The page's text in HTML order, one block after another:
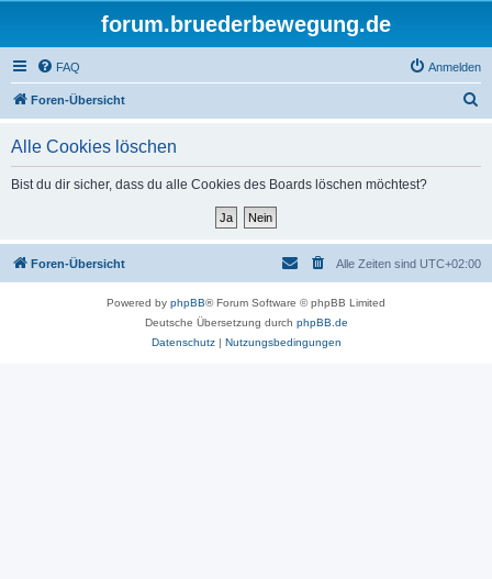
forum.bruederbewegung.de
FAQ Anmelden
Foren-Übersicht
Alle Cookies löschen
Bist du dir sicher, dass du alle Cookies des Boards löschen möchtest?
Foren-Übersicht Alle Zeiten sind UTC+02:00
Powered by phpBB® Forum Software © phpBB Limited
Deutsche Übersetzung durch phpBB.de
Datenschutz| Nutzungsbedingungen